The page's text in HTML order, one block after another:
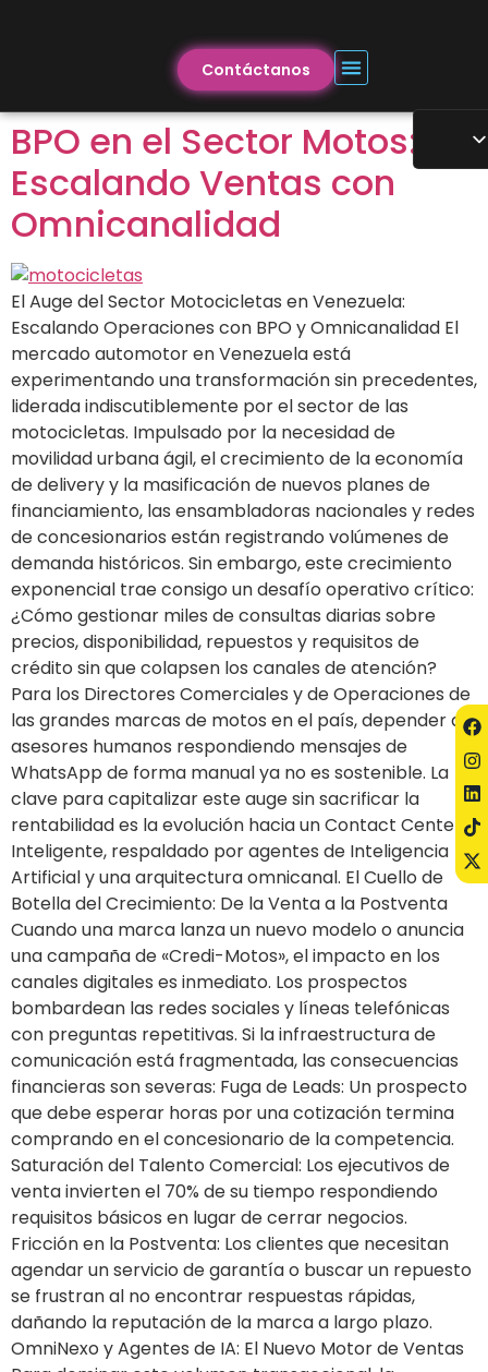
Contáctanos
BPO en el Sector Motos:
Escalando Ventas con
Omnicanalidad
El Auge del Sector Motocicletas en Venezuela:
Escalando Operaciones con BPO y Omnicanalidad El
mercado automotor en Venezuela está
experimentando una transformación sin precedentes,
liderada indiscutiblemente por el sector de las
motocicletas. Impulsado por la necesidad de
movilidad urbana ágil, el crecimiento de la economía
de delivery y la masificación de nuevos planes de
financiamiento, las ensambladoras nacionales y redes
de concesionarios están registrando volúmenes de
demanda históricos. Sin embargo, este crecimiento
exponencial trae consigo un desafío operativo crítico:
¿Cómo gestionar miles de consultas diarias sobre
precios, disponibilidad, repuestos y requisitos de
crédito sin que colapsen los canales de atención?
Para los Directores Comerciales y de Operaciones de
las grandes marcas de motos en el país, depender de
asesores humanos respondiendo mensajes de
WhatsApp de forma manual ya no es sostenible. La
clave para capitalizar este auge sin sacrificar la
rentabilidad es la evolución hacia un Contact Center
Inteligente, respaldado por agentes de Inteligencia
Artificial y una arquitectura omnicanal. El Cuello de
Botella del Crecimiento: De la Venta a la Postventa
Cuando una marca lanza un nuevo modelo o anuncia
una campaña de «Credi-Motos», el impacto en los
canales digitales es inmediato. Los prospectos
bombardean las redes sociales y líneas telefónicas
con preguntas repetitivas. Si la infraestructura de
comunicación está fragmentada, las consecuencias
financieras son severas: Fuga de Leads: Un prospecto
que debe esperar horas por una cotización termina
comprando en el concesionario de la competencia.
Saturación del Talento Comercial: Los ejecutivos de
venta invierten el 70% de su tiempo respondiendo
requisitos básicos en lugar de cerrar negocios.
Fricción en la Postventa: Los clientes que necesitan
agendar un servicio de garantía o buscar un repuesto
se frustran al no encontrar respuestas rápidas,
dañando la reputación de la marca a largo plazo.
OmniNexo y Agentes de IA: El Nuevo Motor de Ventas